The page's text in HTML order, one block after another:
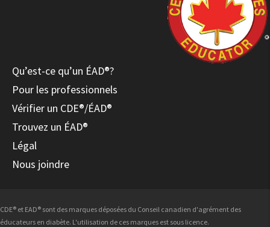
Qu’est-ce qu’un ÉAD®?
Pour les professionnels
Vérifier un CDE®/ÉAD®
Trouvez un ÉAD®
Légal
Nous joindre
CDE® et EAD® sont des marques déposées du Conseil canadien d'agrément des
éducateurs en diabète. L'utilisation de ces marques est sous licence.